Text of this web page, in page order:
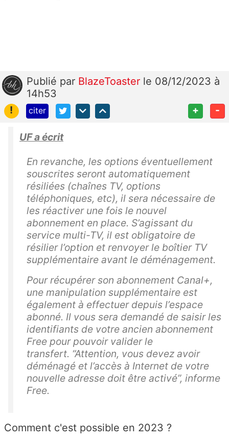
Publié par BlazeToaster le 08/12/2023 à
14h53
!
citer + -
UF a écrit
En revanche, les options éventuellement
souscrites seront automatiquement
résiliées (chaînes TV, options
téléphoniques, etc), il sera nécessaire de
les réactiver une fois le nouvel
abonnement en place. S’agissant du
service multi-TV, il est obligatoire de
résilier l’option et renvoyer le boîtier TV
supplémentaire avant le déménagement.
Pour récupérer son abonnement Canal+,
une manipulation supplémentaire est
également à effectuer depuis l’espace
abonné. Il vous sera demandé de saisir les
identifiants de votre ancien abonnement
Free pour pouvoir valider le
transfert. “Attention, vous devez avoir
déménagé et l’accès à Internet de votre
nouvelle adresse doit être activé”, informe
Free.
Comment c'est possible en 2023 ?